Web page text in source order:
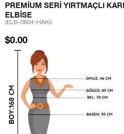
PREMIUM SERI YIRTMAÇLI
ELBISE
(ELB-0804-HAKİ)
$0.00